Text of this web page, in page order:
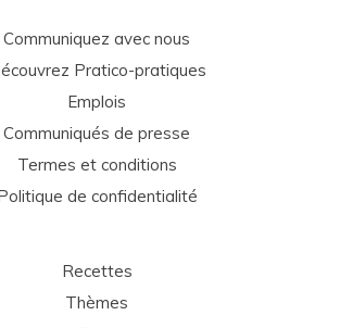
Communiquez avec nous
Pratico-pratiques
Emplois
Communiqués de presse
Termes et conditions
de confidentialité
Recettes
Thèmes